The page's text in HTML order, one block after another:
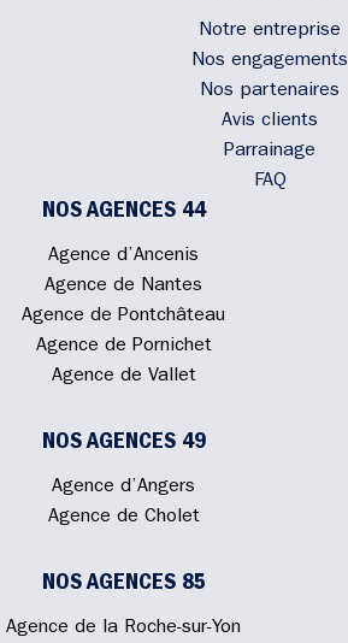
Notre entreprise
Nos engagements
Nos partenaires
Avis clients
Parrainage
FAQ
NOS AGENCES 44
Agence d’Ancenis
Agence de Nantes
Agence de Pontchâteau
Agence de Pornichet
Agence de Vallet
NOS AGENCES 49
Agence d’Angers
Agence de Cholet
NOS AGENCES 85
Agence de la Roche-sur-Yon